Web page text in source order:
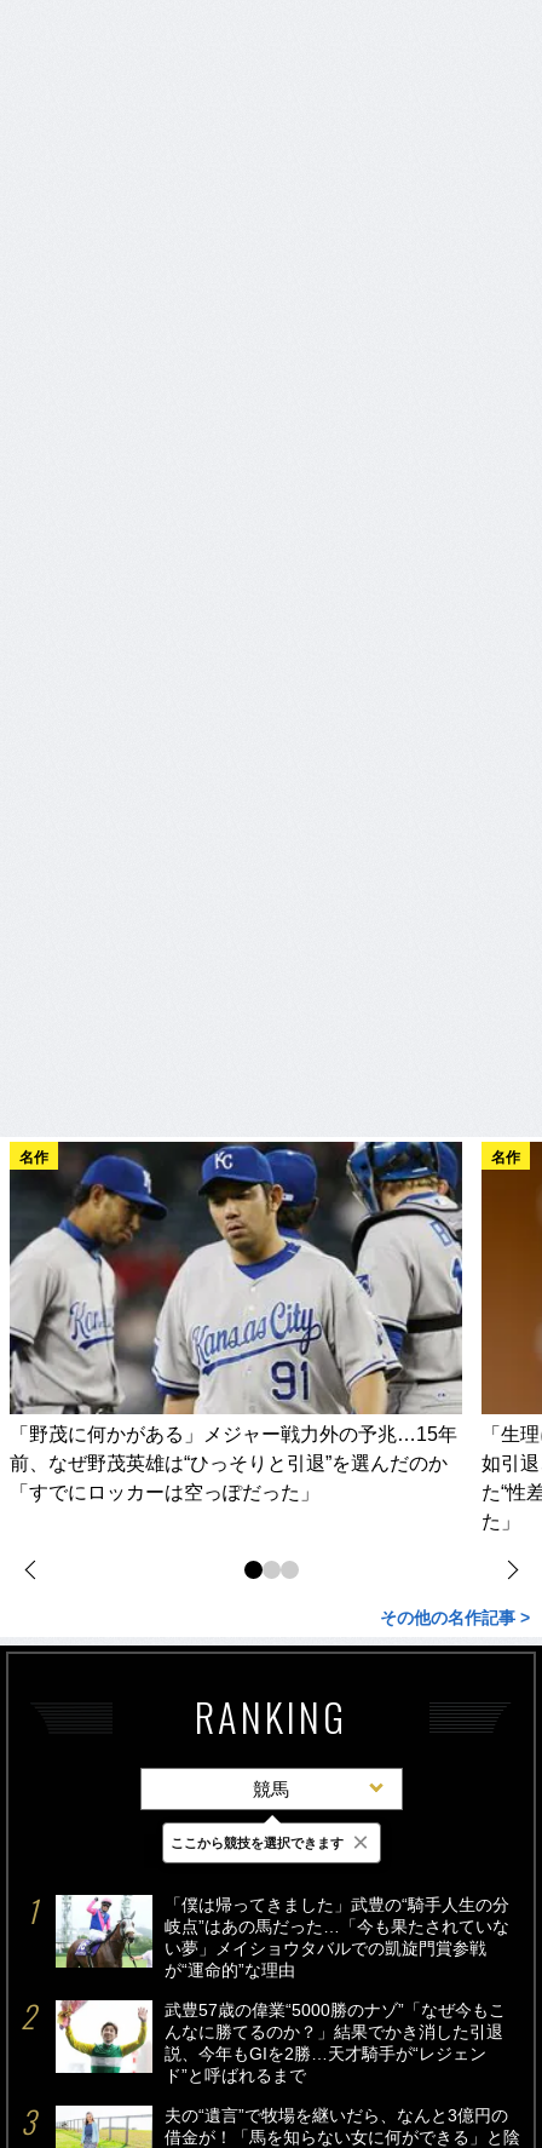
名作
「野茂に何かがある」メジャー戦力外の予兆…15年
前、なぜ野茂英雄は“ひっそりと引退”を選んだのか
「すでにロッカーは空っぽだった」
名作
「生
如引
た“性
た」
その他の名作記事 >
RANKING
競馬
最新 24時間 週間
「僕は帰ってきました」武豊の“騎手人生の分
岐点”はあの馬だった…「今も果たされていな
い夢」メイショウタバルでの凱旋門賞参戦
が“運命的”な理由
武豊57歳の偉業“5000勝のナゾ”「なぜ今もこ
んなに勝てるのか？」結果でかき消した引退
説、今年もGIを2勝…天才騎手が“レジェン
ド”と呼ばれるまで
夫の“遺言”で牧場を継いだら、なんと3億円の
借金が！「馬を知らない女に何ができる」と陰
ここから競技を選択できます ×